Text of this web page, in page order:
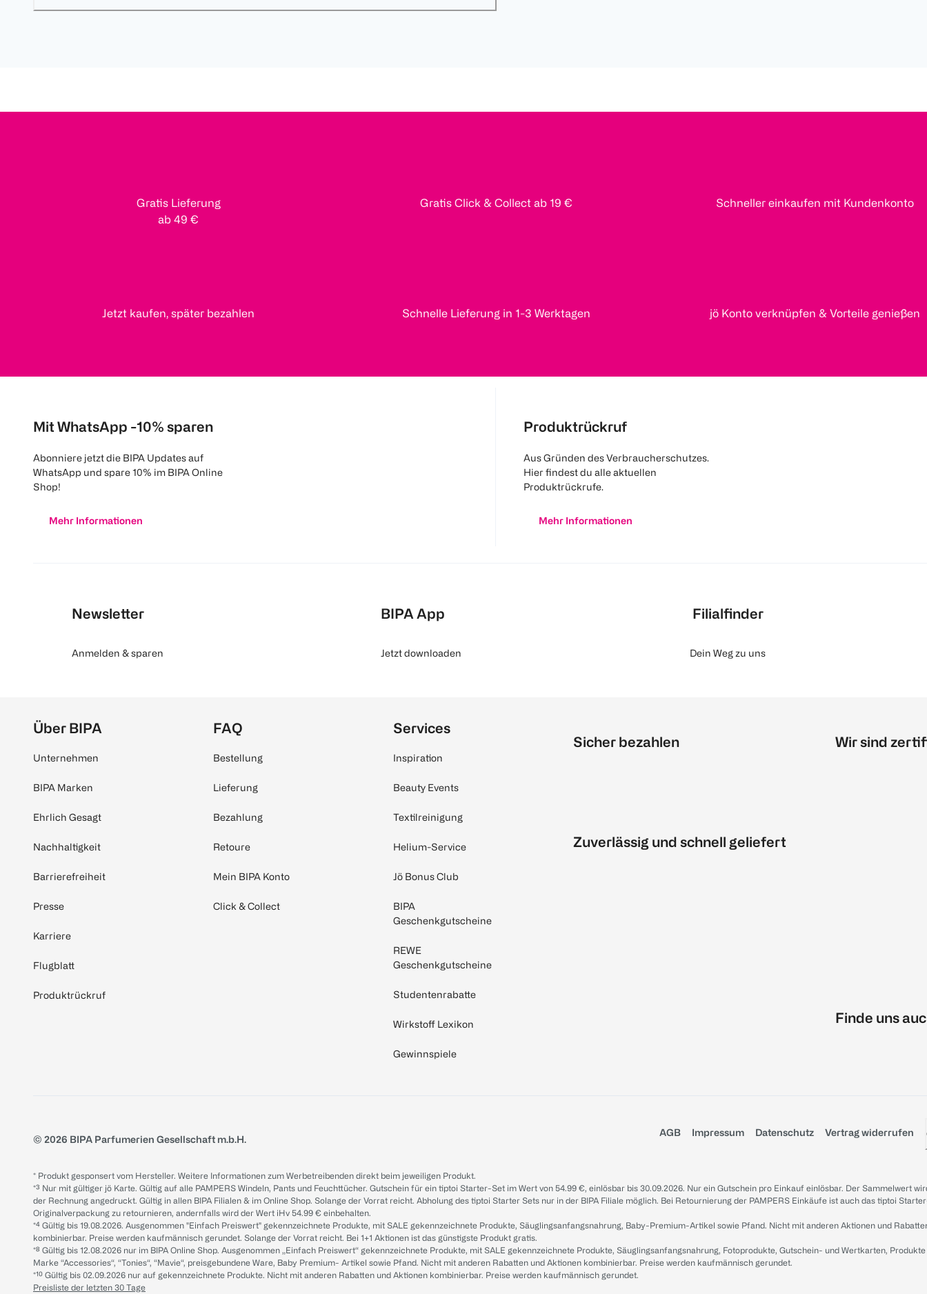
Gratis Lieferung
ab 49 €
Gratis Click & Collect ab 19 € Schneller einkaufen mit Kundenkonto
Jetzt kaufen, später bezahlen Schnelle Lieferung in 1-3 Werktagen jö Konto verknüpfen & Vorteile genießen
Mit WhatsApp -10% sparen
Abonniere jetzt die BIPA Updates auf
WhatsApp und spare 10% im BIPA Online
Shop!
Mehr Informationen
Produktrückruf
Aus Gründen des Verbraucherschutzes.
Hier findest du alle aktuellen
Produktrückrufe.
Mehr Informationen
Newsletter
Anmelden & sparen
BIPA App
Jetzt downloaden
Filialfinder
Dein Weg zu uns
Über BIPA
Unternehmen
BIPA Marken
Ehrlich Gesagt
Nachhaltigkeit
Barrierefreiheit
Presse
Karriere
Flugblatt
Produktrückruf
FAQ
Bestellung
Lieferung
Bezahlung
Retoure
Mein BIPA Konto
Click & Collect
Services
Inspiration
Beauty Events
Textilreinigung
Helium-Service
Jö Bonus Club
BIPA
Geschenkgutscheine
REWE
Geschenkgutscheine
Studentenrabatte
Wirkstoff Lexikon
Gewinnspiele
Sicher bezahlen
Zuverlässig und schnell geliefert
Wir sind
Finde uns
© 2026 BIPA Parfumerien Gesellschaft m.b.H.
AGB Impressum Datenschutz Vertrag widerrufen
* Produkt gesponsert vom Hersteller. Weitere Informationen zum Werbetreibenden direkt beim jeweiligen Produkt.
*³ Nur mit gültiger jö Karte. Gültig auf alle PAMPERS Windeln, Pants und Feuchttücher. Gutschein für ein tiptoi Starter-Set im Wert von 54.99 €, einlösbar bis 30.09.2026. Nur ein Gutschein pro Einkauf einlösbar. Der Sammelwert
der Rechnung angedruckt. Gültig in allen BIPA Filialen & im Online Shop. Solange der Vorrat reicht. Abholung des tiptoi Starter Sets nur in der BIPA Filiale möglich. Bei Retournierung der PAMPERS Einkäufe ist auch das tiptoi
Originalverpackung zu retournieren, andernfalls wird der Wert iHv 54.99 € einbehalten.
*⁴ Gültig bis 19.08.2026. Ausgenommen "Einfach Preiswert" gekennzeichnete Produkte, mit SALE gekennzeichnete Produkte, Säuglingsanfangsnahrung, Baby-Premium-Artikel sowie Pfand. Nicht mit anderen Aktionen und
kombinierbar. Preise werden kaufmännisch gerundet. Solange der Vorrat reicht. Bei 1+1 Aktionen ist das günstigste Produkt gratis.
*⁸ Gültig bis 12.08.2026 nur im BIPA Online Shop. Ausgenommen „Einfach Preiswert“ gekennzeichnete Produkte, mit SALE gekennzeichnete Produkte, Säuglingsanfangsnahrung, Fotoprodukte, Gutschein- und Wertkarten,
Marke “Accessories“, “Tonies“, “Mavie“, preisgebundene Ware, Baby Premium- Artikel sowie Pfand. Nicht mit anderen Rabatten und Aktionen kombinierbar. Preise werden kaufmännisch gerundet.
*¹⁰ Gültig bis 02.09.2026 nur auf gekennzeichnete Produkte. Nicht mit anderen Rabatten und Aktionen kombinierbar. Preise werden kaufmännisch gerundet.
Preisliste der letzten 30 Tage